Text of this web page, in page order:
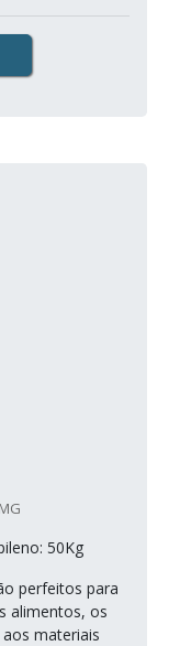
50Kg
perfeitos para
alimentos, os
materiais